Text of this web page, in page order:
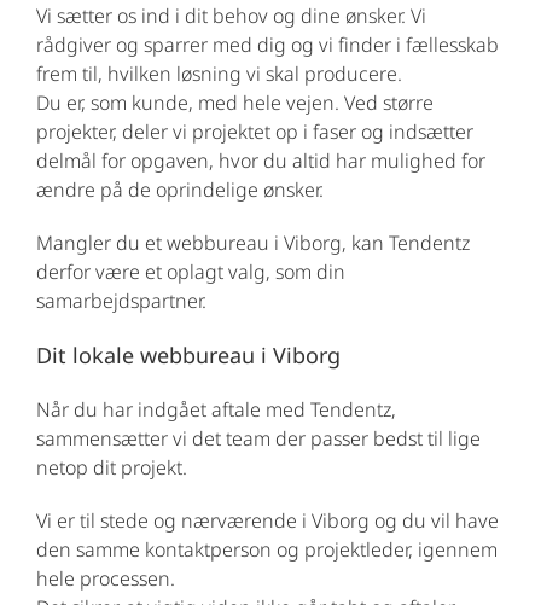
Vi sætter os ind i dit behov og dine ønsker. Vi
rådgiver og sparrer med dig og vi finder i fællesskab
frem til, hvilken løsning vi skal producere.
Du er, som kunde, med hele vejen. Ved større
projekter, deler vi projektet op i faser og indsætter
delmål for opgaven, hvor du altid har mulighed for
ændre på de oprindelige ønsker.
Mangler du et webbureau i Viborg, kan Tendentz
derfor være et oplagt valg, som din
samarbejdspartner.
Dit lokale webbureau i Viborg
Når du har indgået aftale med Tendentz,
sammensætter vi det team der passer bedst til lige
netop dit projekt.
Vi er til stede og nærværende i Viborg og du vil have
den samme kontaktperson og projektleder, igennem
hele processen.